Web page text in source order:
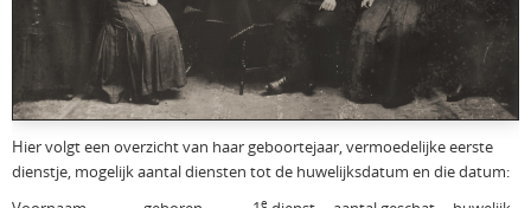
Hier volgt een overzicht van haar geboortejaar, vermoedelijke eerste
dienstje, mogelijk aantal diensten tot de huwelijksdatum en die datum:
e